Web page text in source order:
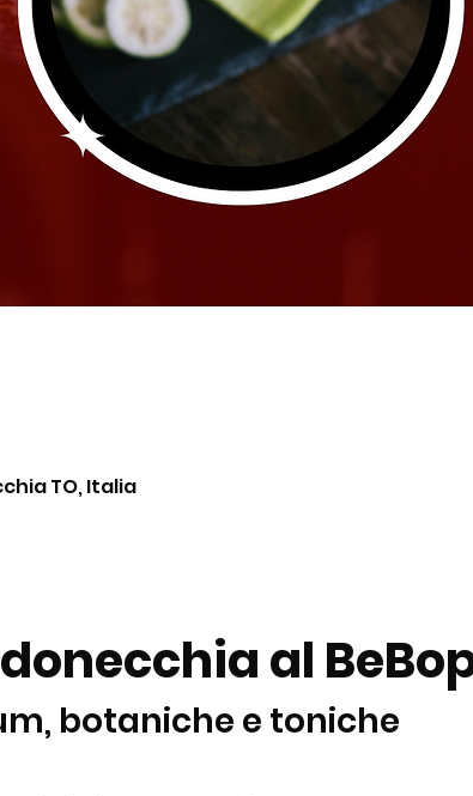
TO, Italia
al
botaniche e toniche